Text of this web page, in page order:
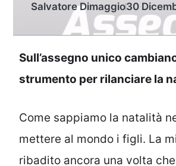
Salvatore Dimaggio30
Sull’assegno unico
strumento per rilanciare la
Come sappiamo la natalità
mettere al mondo i figli. La
ribadito ancora una volta